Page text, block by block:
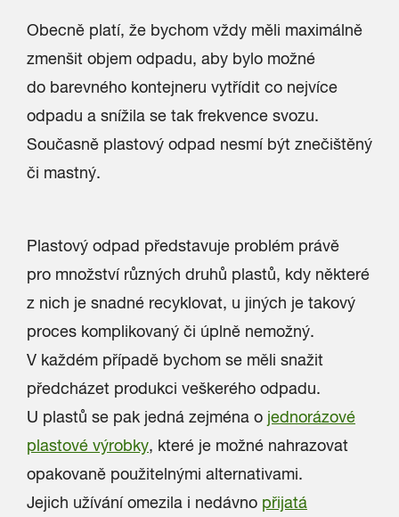
Obecně platí, že bychom vždy měli maximálně
zmenšit objem odpadu, aby bylo možné
do barevného kontejneru vytřídit co nejvíce
odpadu a snížila se tak frekvence svozu.
Současně plastový odpad nesmí být znečištěný
či mastný.
Plastový odpad představuje problém právě
pro množství různých druhů plastů, kdy některé
z nich je snadné recyklovat, u jiných je takový
proces komplikovaný či úplně nemožný.
V každém případě bychom se měli snažit
předcházet produkci veškerého odpadu.
U plastů se pak jedná zejména o jednorázové
plastové výrobky, které je možné nahrazovat
opakovaně použitelnými alternativami.
Jejich užívání omezila i nedávno přijatá